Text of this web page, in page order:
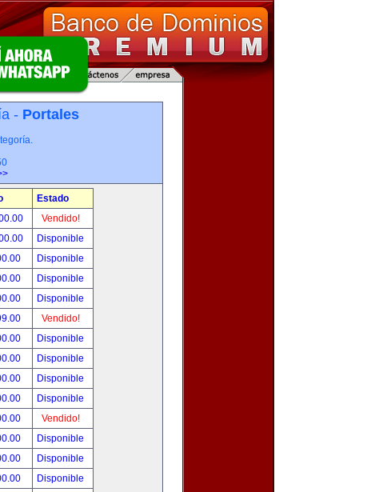
- Portales
Estado
Vendido!
Disponible
Disponible
Disponible
Disponible
Vendido!
Disponible
Disponible
Disponible
Disponible
Vendido!
Disponible
Disponible
Disponible